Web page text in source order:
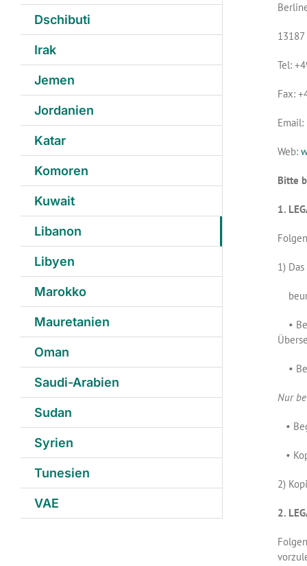
Tel:
Fax:
Email:
Web:
Bitte
1.
1)
•
•
Nur
•
•
2)
2.
Dschibuti
Irak
Jemen
Jordanien
Katar
Komoren
Kuwait
Libanon
Libyen
Marokko
Mauretanien
Oman
Saudi-Arabien
Sudan
Syrien
Tunesien
VAE